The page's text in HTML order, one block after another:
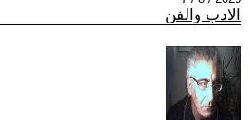
الادب والفن